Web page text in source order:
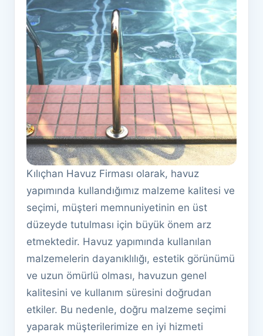
Kılıçhan Havuz Firması olarak, havuz
yapımında kullandığımız malzeme kalitesi ve
seçimi, müşteri memnuniyetinin en üst
düzeyde tutulması için büyük önem arz
etmektedir. Havuz yapımında kullanılan
malzemelerin dayanıklılığı, estetik görünümü
ve uzun ömürlü olması, havuzun genel
kalitesini ve kullanım süresini doğrudan
etkiler. Bu nedenle, doğru malzeme seçimi
yaparak müşterilerimize en iyi hizmeti